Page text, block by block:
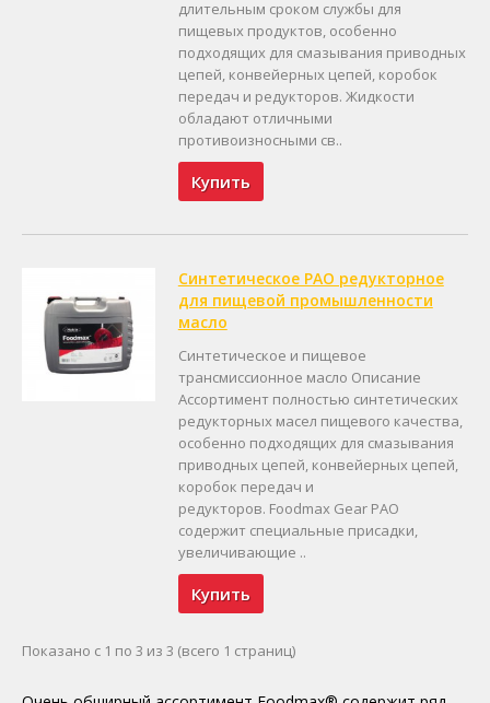
длительным сроком службы для
пищевых продуктов, особенно
подходящих для смазывания приводных
цепей, конвейерных цепей, коробок
передач и редукторов. Жидкости
обладают отличными
противоизносными св..
Купить
Синтетическое PAO редукторное
для пищевой промышленности
масло
Синтетическое и пищевое
трансмиссионное масло Описание
Ассортимент полностью синтетических
редукторных масел пищевого качества,
особенно подходящих для смазывания
приводных цепей, конвейерных цепей,
коробок передач и
редукторов. Foodmax Gear PAO
содержит специальные присадки,
увеличивающие ..
Купить
Показано с 1 по 3 из 3 (всего 1 страниц)